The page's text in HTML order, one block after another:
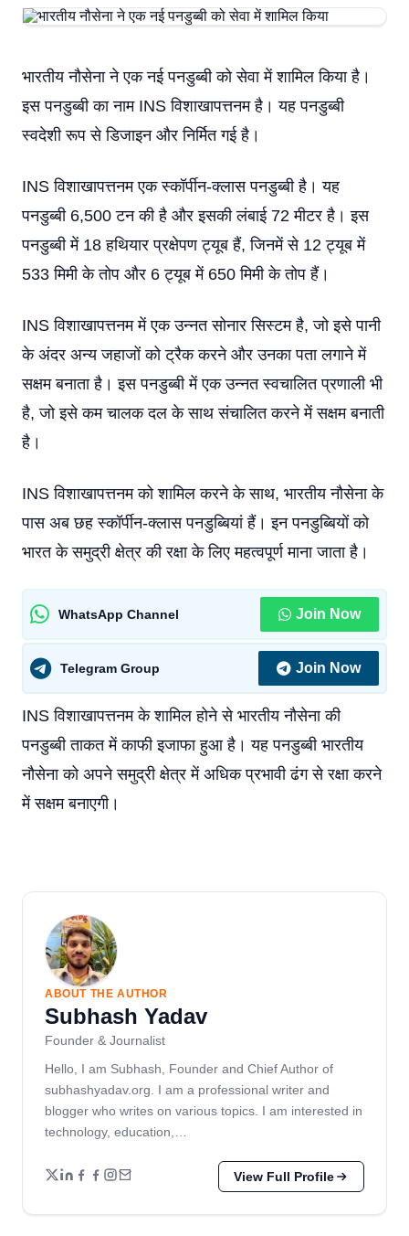
भारतीय नौसेना ने एक नई पनडुब्बी को सेवा में शामिल किया है।
इस पनडुब्बी का नाम INS विशाखापत्तनम है। यह पनडुब्बी
स्वदेशी रूप से डिजाइन और निर्मित गई है।
INS विशाखापत्तनम एक स्कॉर्पीन-क्लास पनडुब्बी है। यह
पनडुब्बी 6,500 टन की है और इसकी लंबाई 72 मीटर है। इस
पनडुब्बी में 18 हथियार प्रक्षेपण ट्यूब हैं, जिनमें से 12 ट्यूब में
533 मिमी के तोप और 6 ट्यूब में 650 मिमी के तोप हैं।
INS विशाखापत्तनम में एक उन्नत सोनार सिस्टम है, जो इसे पानी
के अंदर अन्य जहाजों को ट्रैक करने और उनका पता लगाने में
सक्षम बनाता है। इस पनडुब्बी में एक उन्नत स्वचालित प्रणाली भी
है, जो इसे कम चालक दल के साथ संचालित करने में सक्षम बनाती
है।
INS विशाखापत्तनम को शामिल करने के साथ, भारतीय नौसेना के
पास अब छह स्कॉर्पीन-क्लास पनडुब्बियां हैं। इन पनडुब्बियों को
भारत के समुद्री क्षेत्र की रक्षा के लिए महत्वपूर्ण माना जाता है।
WhatsApp Channel Join Now
Telegram Group Join Now
INS विशाखापत्तनम के शामिल होने से भारतीय नौसेना की
पनडुब्बी ताकत में काफी इजाफा हुआ है। यह पनडुब्बी भारतीय
नौसेना को अपने समुद्री क्षेत्र में अधिक प्रभावी ढंग से रक्षा करने
में सक्षम बनाएगी।
ABOUT THE AUTHOR
Subhash Yadav
Founder & Journalist
Hello, I am Subhash, Founder and Chief Author of
subhashyadav.org. I am a professional writer and
blogger who writes on various topics. I am interested in
technology, education,…
View Full Profile